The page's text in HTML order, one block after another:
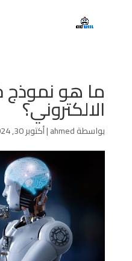
ما هو
الالكتروني؟
بواسطةahmed
|أكتوبر 30, 2024